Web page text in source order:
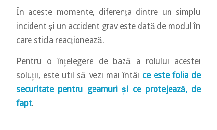
În aceste momente, diferența dintre un simplu
incident și un accident grav este dată de modul în
care sticla reacționează.
Pentru o înțelegere de bază a rolului acestei
soluții, este util să vezi mai întâi ce este folia de
securitate pentru geamuri și ce protejează, de
fapt.